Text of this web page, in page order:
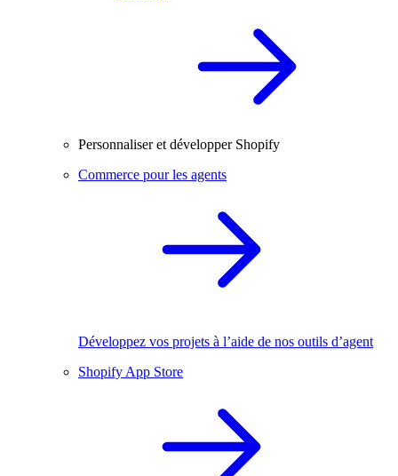
Personnaliser et développer Shopify
Commerce pour les agents
Développez vos projets à l’aide de nos outils d’agent
Shopify App Store